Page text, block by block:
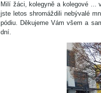
Milí žáci, kolegyně a kolegové ...
jste letos shromáždili nebývalé
pódiu. Děkujeme Vám všem a
dní.